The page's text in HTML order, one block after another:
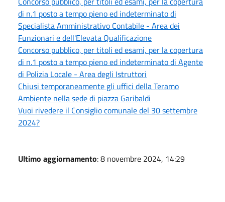
di n.1 posto a tempo pieno ed indeterminato di
Specialista Amministrativo Contabile - Area dei
Funzionari e dell'Elevata Qualificazione
Concorso pubblico, per titoli ed esami, per la copertura
di n.1 posto a tempo pieno ed indeterminato di Agente
di Polizia Locale - Area degli Istruttori
Chiusi temporaneamente gli uffici della Teramo
Ambiente nella sede di piazza Garibaldi
Vuoi rivedere il Consiglio comunale del 30 settembre
2024?
Ultimo aggiornamento: 8 novembre 2024, 14:29